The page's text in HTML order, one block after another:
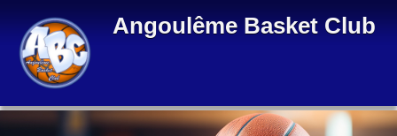
Angoulême Basket Club